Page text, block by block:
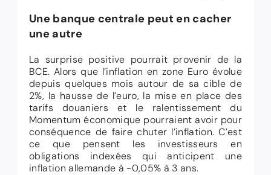
Une banque centrale peut en cacher
une autre
La surprise positive pourrait provenir de la
BCE. Alors que l’inflation en zone Euro évolue
depuis quelques mois autour de sa cible de
2%, la hausse de l’euro, la mise en place des
tarifs douaniers et le ralentissement du
Momentum économique pourraient avoir pour
conséquence de faire chuter l’inflation. C’est
ce que pensent les investisseurs en
obligations indexées qui anticipent une
inflation allemande à -0,05% à 3 ans.